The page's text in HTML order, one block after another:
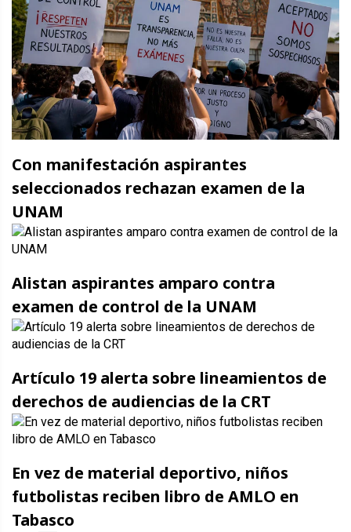
Con manifestación aspirantes
seleccionados rechazan examen de la
UNAM
Alistan aspirantes amparo contra
examen de control de la UNAM
Artículo 19 alerta sobre lineamientos de
derechos de audiencias de la CRT
En vez de material deportivo, niños
futbolistas reciben libro de AMLO en
Tabasco